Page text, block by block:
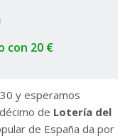
con 20 €
y esperamos
de Lotería del
de España da por